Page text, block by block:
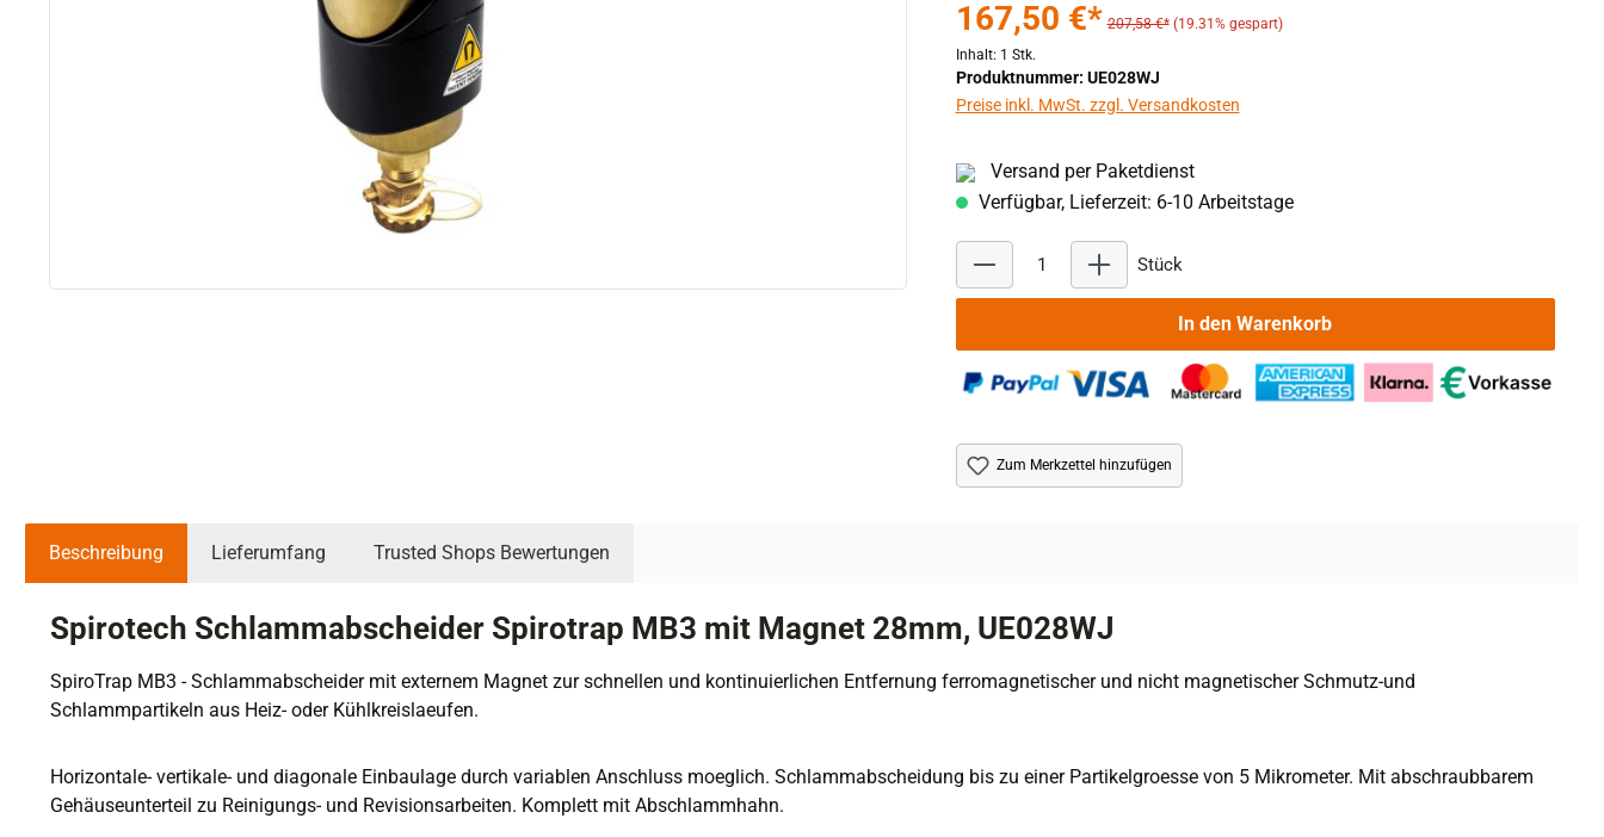
167,50 €* 207,58 €* (19.31% gespart)
Inhalt: 1 Stk.
Produktnummer: UE028WJ
Preise inkl. MwSt. zzgl. Versandkosten
Versand per Paketdienst
Verfügbar, Lieferzeit: 6-10 Arbeitstage
Stück
In den Warenkorb
Zum Merkzettel hinzufügen
Beschreibung Lieferumfang Trusted Shops Bewertungen
Spirotech Schlammabscheider Spirotrap MB3 mit Magnet 28mm, UE028WJ
SpiroTrap MB3 - Schlammabscheider mit externem Magnet zur schnellen und kontinuierlichen Entfernung ferromagnetischer und nicht magnetischer Schmutz-und
Schlammpartikeln aus Heiz- oder Kühlkreislaeufen.
Horizontale- vertikale- und diagonale Einbaulage durch variablen Anschluss moeglich. Schlammabscheidung bis zu einer Partikelgroesse von 5 Mikrometer. Mit abschraubbarem
Gehäuseunterteil zu Reinigungs- und Revisionsarbeiten. Komplett mit Abschlammhahn.